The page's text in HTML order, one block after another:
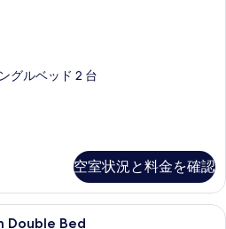
グルベッド 2 台
空室状況と料金を確認
ミニバー、セーフティボックス (室
Double Bed